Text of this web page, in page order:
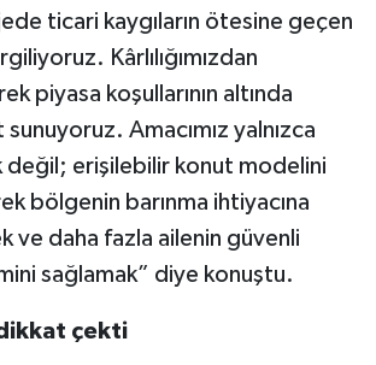
ticari kaygıların ötesine geçen
Kârlılığımızdan
piyasa koşullarının altında
Amacımız yalnızca
değil; erişilebilir konut modelini
bölgenin barınma ihtiyacına
ve daha fazla ailenin güvenli
sağlamak” diye konuştu.
çekti